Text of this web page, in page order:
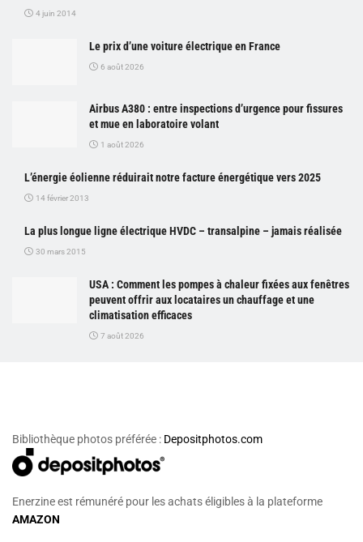
4 juin 2014
Le prix d’une voiture électrique en France
6 août 2026
Airbus A380 : entre inspections d’urgence pour fissures
et mue en laboratoire volant
1 août 2026
L’énergie éolienne réduirait notre facture énergétique vers 2025
14 février 2013
La plus longue ligne électrique HVDC – transalpine – jamais réalisée
30 mars 2015
USA : Comment les pompes à chaleur fixées aux fenêtres
peuvent offrir aux locataires un chauffage et une
climatisation efficaces
7 août 2026
Bibliothèque photos préférée : Depositphotos.com
Enerzine est rémunéré pour les achats éligibles à la plateforme
AMAZON